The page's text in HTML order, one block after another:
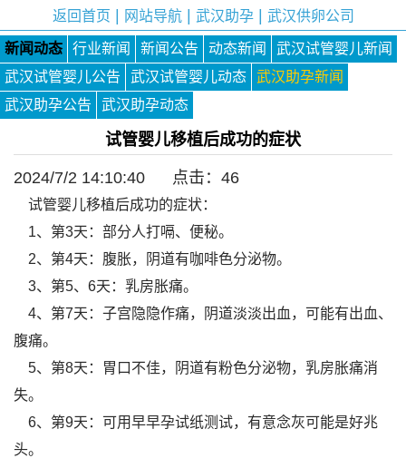
返回首页 网站导航| 武汉助孕| 武汉供卵公司
新闻动态 行业新闻 新闻公告 动态新闻
武汉试管婴儿新闻
武汉试管婴儿公告
武汉试管婴儿动态
武汉助孕新闻
武汉助孕公告
武汉助孕动态
试管婴儿移植后成功的症状
2024/7/2 14:10:40 点击： 46
试管婴儿移植后成功的症状：
1、第3天：部分人打嗝、便秘。
2、第4天：腹胀，阴道有咖啡色分泌物。
3、第5、6天：乳房胀痛。
4、第7天：子宫隐隐作痛，阴道淡淡出血，可能有出血、
腹痛。
5、第8天：胃口不佳，阴道有粉色分泌物，乳房胀痛消
失。
6、第9天：可用早早孕试纸测试，有意念灰可能是好兆
头。